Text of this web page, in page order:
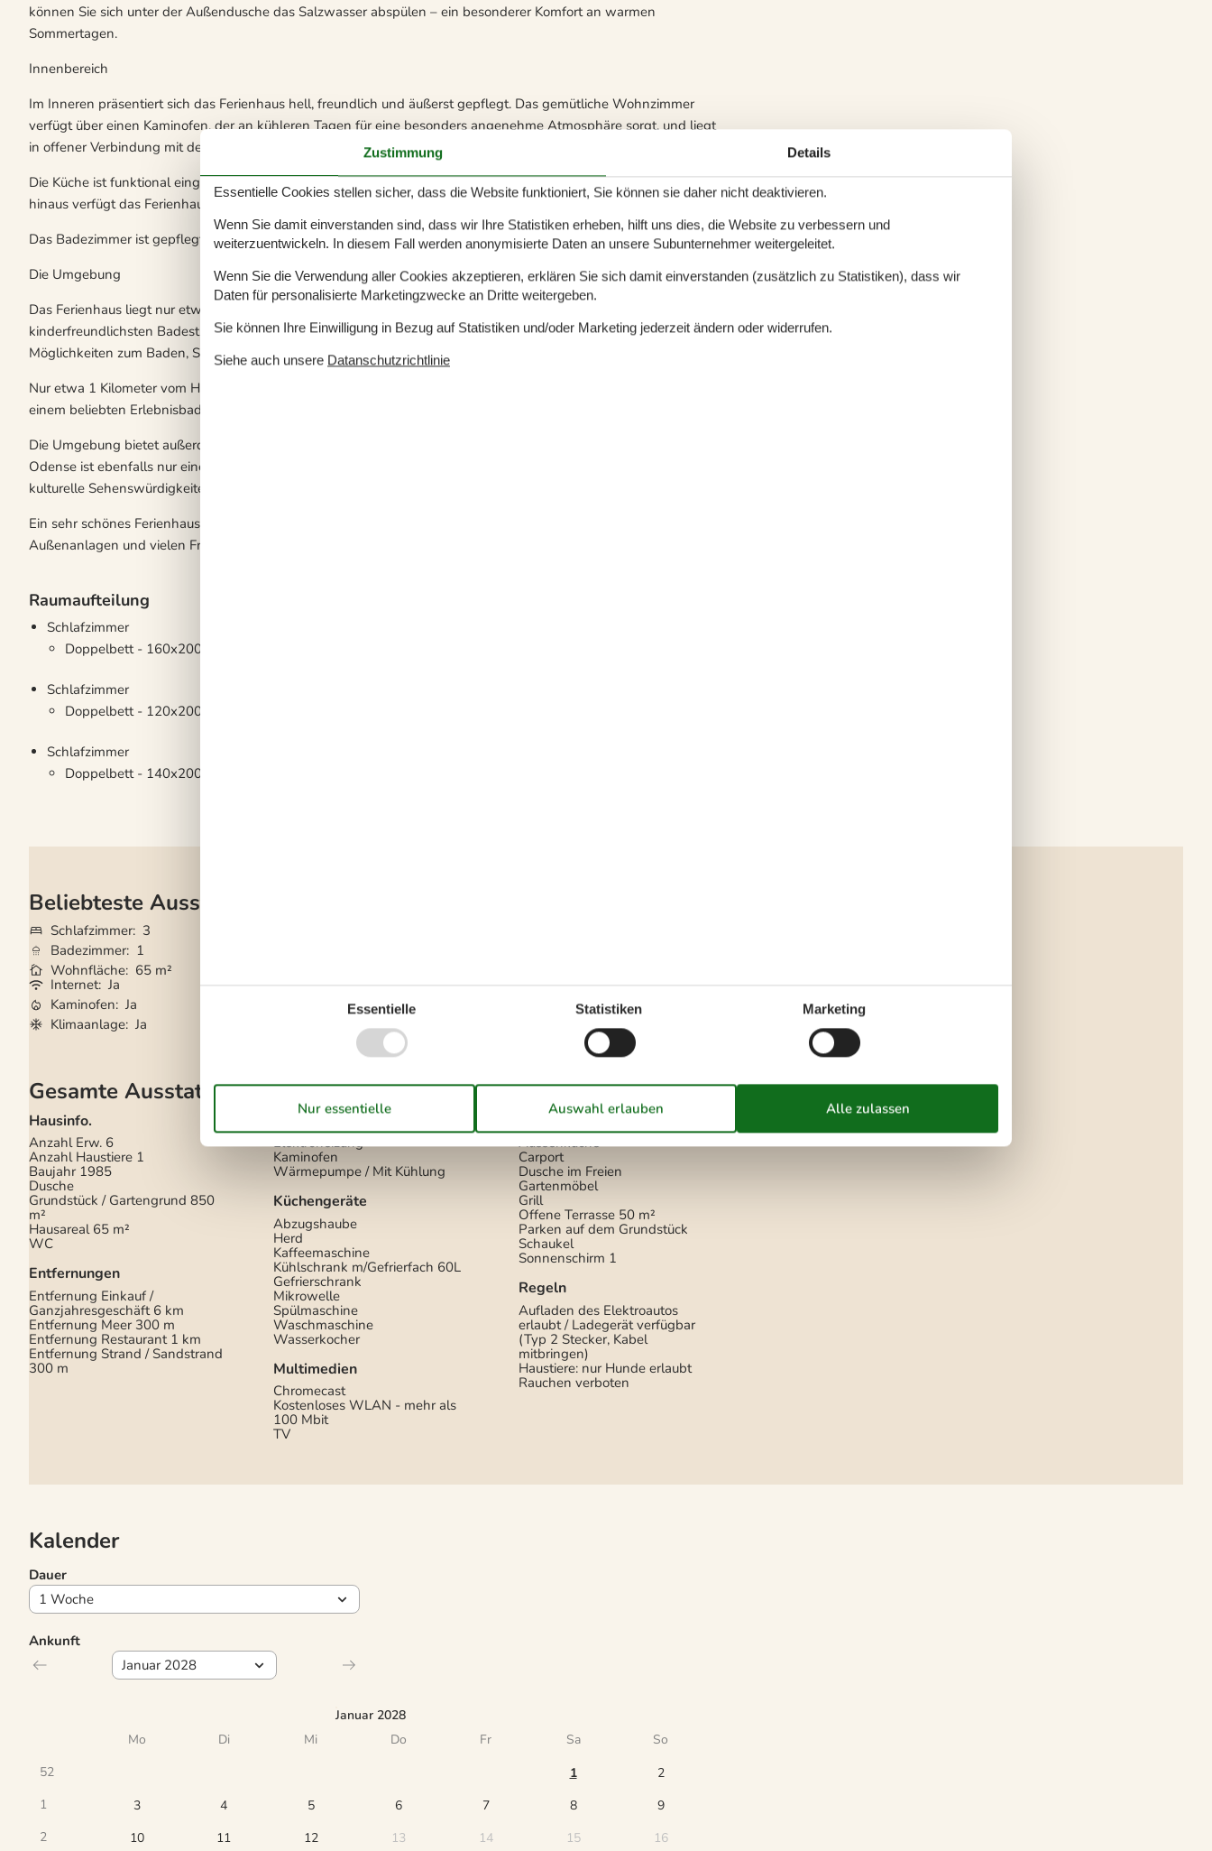
können Sie sich unter der Außendusche das Salzwasser abspülen – ein besonderer Komfort an warmen
Sommertagen.
Innenbereich
Im Inneren präsentiert sich das Ferienhaus hell, freundlich und äußerst gepflegt. Das gemütliche Wohnzimmer
verfügt über einen Kaminofen, der an kühleren Tagen für eine besonders angenehme Atmosphäre sorgt, und liegt
in offener Verbindung mit der Küche, sodass alle gemeinsam Zeit verbringen können.
Die Küche ist funktional eingerichtet und bietet gute Möglichkeiten zur Zubereitung der Mahlzeiten. Darüber
hinaus verfügt das Ferienhaus über drei gute Schlafzimmer, die alle hell und einladend gestaltet sind.
Das Badezimmer ist gepflegt und verfügt über eine Dusche.
Die Umgebung
Das Ferienhaus liegt nur etwa 300 Meter vom Hasmark Strand entfernt, der zu den besten und
kinderfreundlichsten Badestränden Fünens zählt. Hier erwarten Sie feiner Sand und flaches Wasser sowie gute
Möglichkeiten zum Baden, Spazierengehen und Entspannen am Meer.
Nur etwa 1 Kilometer vom Haus entfernt liegt Hasmark Camping mit Einkaufsmöglichkeiten, Restaurant und
einem beliebten Erlebnisbad, das besonders bei Kindern sehr beliebt ist.
Die Umgebung bietet außerdem gute Möglichkeiten für Rad- und Wandertouren durch die schöne Natur Fünens.
Odense ist ebenfalls nur eine kurze Autofahrt entfernt und bietet zahlreiche Einkaufsmöglichkeiten, Cafés und
kulturelle Sehenswürdigkeiten.
Ein sehr schönes Ferienhaus für alle, die einen Strandurlaub in einem besonders gepflegten Haus mit guten
Außenanlagen und vielen Freizeitmöglichkeiten in der Nähe suchen.
Raumaufteilung
Schlafzimmer
Doppelbett - 160x200cm
Schlafzimmer
Doppelbett - 120x200cm
Schlafzimmer
Doppelbett - 140x200cm
Beliebteste Ausstattungen
Schlafzimmer 3
Badezimmer 1
Wohnfläche 65 m²
Internet Ja
Kaminofen Ja
Klimaanlage Ja
Waschmaschine Ja
Geschirrspüler Ja
Nichtraucher Ja
Ladestation für Elektroauto
Klimafreundlich
Gesamte Ausstattung
Hausinfo.
Anzahl Erw. 6
Anzahl Haustiere 1
Baujahr 1985
Dusche
Grundstück / Gartengrund 850
m²
Hausareal 65 m²
WC
Entfernungen
Entfernung Einkauf /
Ganzjahresgeschäft 6 km
Entfernung Meer 300 m
Entfernung Restaurant 1 km
Entfernung Strand / Sandstrand
300 m
Elektroheizung
Kaminofen
Wärmepumpe / Mit Kühlung
Küchengeräte
Abzugshaube
Herd
Kaffeemaschine
Kühlschrank m/Gefrierfach 60L
Gefrierschrank
Mikrowelle
Spülmaschine
Waschmaschine
Wasserkocher
Multimedien
Chromecast
Kostenloses WLAN - mehr als
100 Mbit
TV
Aussenküche
Carport
Dusche im Freien
Gartenmöbel
Grill
Offene Terrasse 50 m²
Parken auf dem Grundstück
Schaukel
Sonnenschirm 1
Regeln
Aufladen des Elektroautos
erlaubt / Ladegerät verfügbar
(Typ 2 Stecker, Kabel
mitbringen)
Haustiere: nur Hunde erlaubt
Rauchen verboten
Kalender
Ankunft
Januar 2028
Mo
Di Mi Do Fr Sa
So
52
1
2
1
3 4 5 6 7 8
9
2
10 11 12 13 14 15 16
Dauer
Zustimmung Details
Essentielle Cookies stellen sicher, dass die Website funktioniert, Sie können sie daher nicht deaktivieren.
Wenn Sie damit einverstanden sind, dass wir Ihre Statistiken erheben, hilft uns dies, die Website zu verbessern und
weiterzuentwickeln. In diesem Fall werden anonymisierte Daten an unsere Subunternehmer weitergeleitet.
Wenn Sie die Verwendung aller Cookies akzeptieren, erklären Sie sich damit einverstanden (zusätzlich zu Statistiken), dass wir
Daten für personalisierte Marketingzwecke an Dritte weitergeben.
Sie können Ihre Einwilligung in Bezug auf Statistiken und/oder Marketing jederzeit ändern oder widerrufen.
Siehe auch unsere Datanschutzrichtlinie
Essentielle Statistiken Marketing